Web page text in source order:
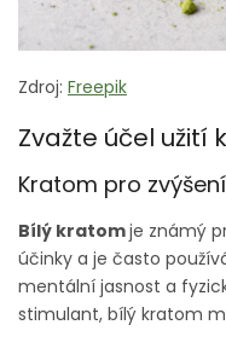
Zdroj: Freepik
Zvažte účel užití
Kratom pro
Bílý kratomje známý
účinky a je často
mentální jasnost a
stimulant, bílý kratom